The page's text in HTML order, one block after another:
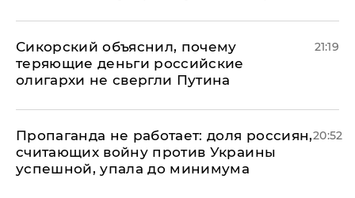
Сикорский объяснил, почему
теряющие деньги российские
олигархи не свергли Путина
21:19
​Пропаганда не работает: доля россиян,
считающих войну против Украины
успешной, упала до минимума
20:52